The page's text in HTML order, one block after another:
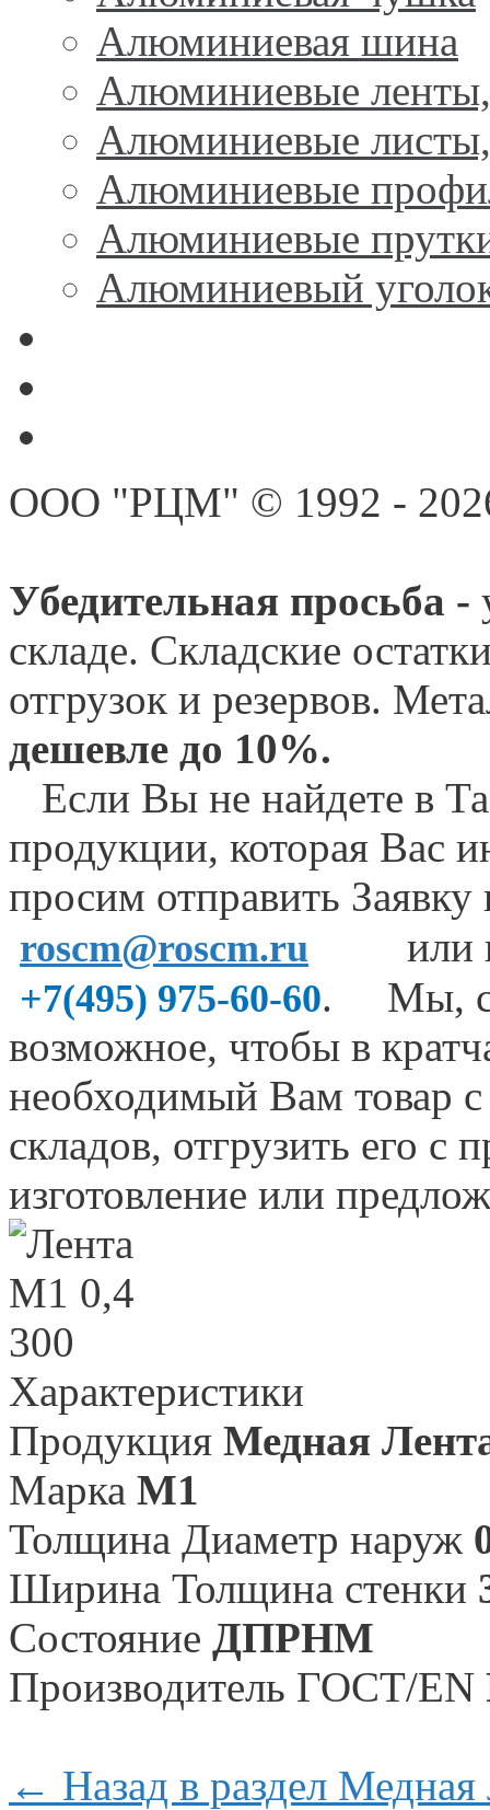
Алюминиевая шина
Алюминиевые
Алюминиевые
Алюминиевые
Алюминиевые
Алюминиевый
ООО "РЦМ" © 1992 -
Убедительная просьба -
складе. Складские
отгрузок и резервов.
дешевле до 10%.
Если Вы не найдете в
продукции, которая Вас
просим отправить
roscm@roscm.ru или
+7(495) 975-60-60. Мы, со
возможное, чтобы в
необходимый Вам товар
складов, отгрузить его с
изготовление или
Характеристики
Продукция Медная
Марка М1
Толщина Диаметр наруж
Ширина Толщина стенки
Состояние ДПРНМ
Произво­дитель ГОСТ/EN
← Назад в раздел Медная